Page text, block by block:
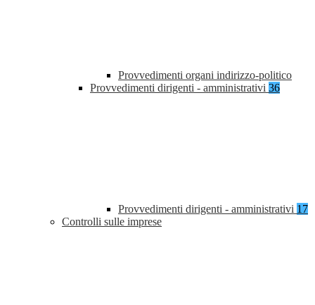
Provvedimenti organi indirizzo-politico
Provvedimenti dirigenti - amministrativi 36
Provvedimenti dirigenti - amministrativi 17
Controlli sulle imprese